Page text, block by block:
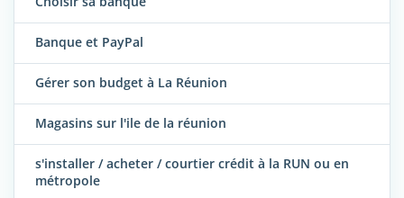
Banque et PayPal
Gérer son budget à La Réunion
Magasins sur l'ile de la réunion
s'installer / acheter / courtier crédit à la RUN ou en
métropole